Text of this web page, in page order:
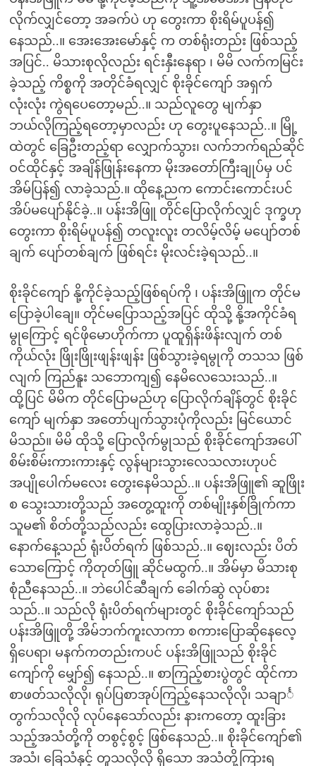
လိုက်လျှင်တော့ အခက်ပဲ ဟု တွေးကာ စိုးရိမ်ပူပန်၍
နေသည်..။ အေးအေးမော်နှင့် က တစ်ရုံးတည်း ဖြစ်သည့်
အပြင်.. မိသားစုလိုလည်း ရင်းနှီးနေရာ ၊ မိမိ လက်ကမြင်း
ခဲ့သည့် ကိစ္စကို အတိုင်ခံရလျှင် စိုးခိုင်ကျော် အရှက်
လုံးလုံး ကွဲရပေတော့မည်..။ သည်လူတွေ မျက်နှာ
ဘယ်လိုကြည့်ရတော့မှာလည်း ဟု တွေးပူနေသည်..။ မြို့
ထဲတွင် ခြေဦးတည့်ရာ လျှောက်သွား၊ လက်ဘက်ရည်ဆိုင်
ဝင်ထိုင်နှင့် အချိန်ဖြုန်းနေကာ မိုးအတော်ကြီးချုပ်မှ ပင်
အိမ်ပြန်၍ လာခဲ့သည်.။ ထိုနေ့ညက ကောင်းကောင်းပင်
အိပ်မပျော်နိုင်ခဲ့..။ ပန်းအိဖြူ တိုင်ပြောလိုက်လျှင် ဒုက္ခဟု
တွေးကာ စိုးရိမ်ပူပန်၍ တလူးလူး တလိမ့်လိမ့် မပျော်တစ်
ချက် ပျော်တစ်ချက် ဖြစ်ရင်း မိုးလင်းခဲ့ရသည်..။
စိုးခိုင်ကျော် နို့ကိုင်ခဲ့သည့်ဖြစ်ရပ်ကို ၊ ပန်းအိဖြူက တိုင်မ
ပြောခဲ့ပါချေ။ တိုင်မပြောသည့်အပြင် ထိုသို့ နို့အကိုင်ခံရ
မွုကြောင့် ရင်ဖိုမောဟိုက်ကာ ပူထူရှိန်းဖိန်းလျက် တစ်
ကိုယ်လုံး ဖြိုးဖြိုးဖျန်းဖျန်း ဖြစ်သွားခဲ့ရမွုကို တသသ ဖြစ်
လျက် ကြည်နူး သဘောကျ၍ နေမိလေသေးသည်..။
ထို့ပြင် မိမိက တိုင်ပြောမည်ဟု ပြောလိုက်ချိန်တွင် စိုးခိုင်
ကျော် မျက်နှာ အတော်ပျက်သွားပုံကိုလည်း မြင်ယောင်
မိသည်။ မိမိ ထိုသို့ ပြောလိုက်မွုသည် စိုးခိုင်ကျော်အပေါ်
စိမ်းစိမ်းကားကားနှင့် လွန်များသွားလေသလားဟုပင်
အပျိုပေါက်မလေး တွေးနေမိသည်..။ ပန်းအိဖြူ၏ ဆူဖြိုး
စ သွေးသားတို့သည် အတွေ့ထူးကို တစ်မျိုးနှစ်ခြိုက်ကာ
သူမ၏ စိတ်တို့သည်လည်း ထွေပြားလာခဲ့သည်..။
နောက်နေ့သည် ရုံးပိတ်ရက် ဖြစ်သည်..။ ဈေးလည်း ပိတ်
သောကြောင့် ကိုတုတ်ဖြူ ဆိုင်မထွက်..။ အိမ်မှာ မိသားစု
စုံညီနေသည်..။ ဘဲပေါင်ဆီချက် ခေါက်ဆွဲ လုပ်စား
သည်..။ သည်လို ရုံးပိတ်ရက်များတွင် စိုးခိုင်ကျော်သည်
ပန်းအိဖြူတို့ အိမ်ဘက်ကူးလာကာ စကားပြောဆိုနေလေ့
ရှိပေရာ၊ မနက်ကတည်းကပင် ပန်းအိဖြူသည် စိုးခိုင်
ကျော်ကို မျှော်၍ နေသည်..။ စာကြည့်စားပွဲတွင် ထိုင်ကာ
စာဖတ်သလိုလို၊ ရုပ်ပြစာအုပ်ကြည့်နေသလိုလို၊ သချာင်္
တွက်သလိုလို လုပ်နေသော်လည်း နားကတော့ ထူးခြား
သည့်အသံတို့ကို တစွင့်စွင့် ဖြစ်နေသည်..။ စိုးခိုင်ကျော်၏
အသံ၊ ခြေသံနှင့် တူသလိုလို ရှိသော အသံတို့ကြားရ